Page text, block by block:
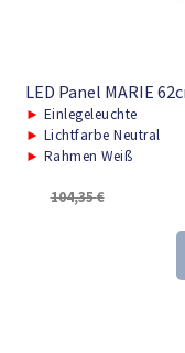
LED Panel MARIE
► Einlegeleuchte
► Lichtfarbe Neutral
► Rahmen Weiß
104,35€